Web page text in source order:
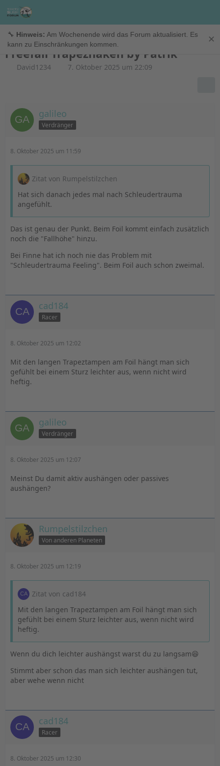
🔧 Hinweis: Am Wochenende wird das Forum aktualisiert. Es
kann zu Einschränkungen kommen.
✕
Sicherheit
Freefall Trapezhaken by Patrik
David1234 7. Oktober 2025 um 22:09
galileo
Verdränger
8. Oktober 2025 um 11:59
Zitat von Rumpelstilzchen
Hat sich danach jedes mal nach Schleudertrauma
angefühlt.
Das ist genau der Punkt. Beim Foil kommt einfach zusätzlich
noch die "Fallhöhe" hinzu.
Bei Finne hat ich noch nie das Problem mit
"Schleudertrauma Feeling". Beim Foil auch schon zweimal.
cad184
Racer
8. Oktober 2025 um 12:02
Mit den langen Trapeztampen am Foil hängt man sich
gefühlt bei einem Sturz leichter aus, wenn nicht wird
heftig.
galileo
Verdränger
8. Oktober 2025 um 12:07
Meinst Du damit aktiv aushängen oder passives
aushängen?
Rumpelstilzchen
Von anderen Planeten
8. Oktober 2025 um 12:19
Zitat von cad184
Mit den langen Trapeztampen am Foil hängt man sich
gefühlt bei einem Sturz leichter aus, wenn nicht wird
heftig.
Wenn du dich leichter aushängst warst du zu langsam😆
Stimmt aber schon das man sich leichter aushängen tut,
aber wehe wenn nicht
cad184
Racer
8. Oktober 2025 um 12:30